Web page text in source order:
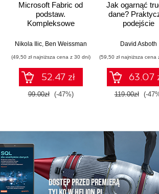
Johnston
Microsoft Fabric od
podstaw.
Kompleksowe
nowoczesnej
Nikola Ilic, Ben Weissman
(49,50 zł najniższa cena z 30 dni)
52.47 zł
99.00zł (-47%)
Jak ogarnąć
dane?
podejście
analityka
David Asboth
(59,50 zł najniższa cena
63.07
119.00zł (-